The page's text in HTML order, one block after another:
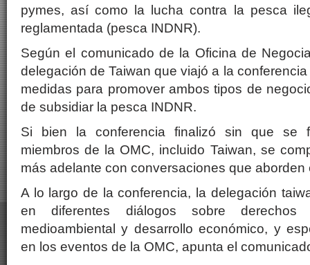
pymes, así como la lucha contra la pesca
reglamentada (pesca INDNR).
Según el comunicado de la Oficina de
delegación de Taiwan que viajó a la
medidas para promover ambos tipos de
de subsidiar la pesca INDNR.
Si bien la conferencia finalizó sin que se
miembros de la OMC, incluido Taiwan, se
más adelante con conversaciones que aborden
A lo largo de la conferencia, la delegación
en diferentes diálogos sobre derechos
medioambiental y desarrollo económico, y
en los eventos de la OMC, apunta el